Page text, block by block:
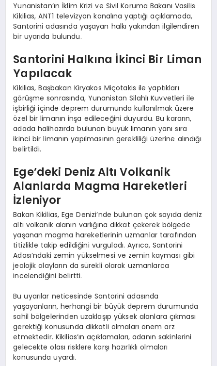
Yunanistan’ın İklim Krizi ve Sivil Koruma Bakanı Vasilis
Kikilias, ANT1 televizyon kanalına yaptığı açıklamada,
Santorini adasında yaşayan halkı yakından ilgilendiren
bir uyarıda bulundu.
Santorini Halkına İkinci Bir Liman
Yapılacak
Kikilias, Başbakan Kiryakos Miçotakis ile yaptıkları
görüşme sonrasında, Yunanistan Silahlı Kuvvetleri ile
işbirliği içinde deprem durumunda kullanılmak üzere
özel bir limanın inşa edileceğini duyurdu. Bu kararın,
adada halihazırda bulunan büyük limanın yanı sıra
ikinci bir limanın yapılmasının gerekliliği üzerine alındığı
belirtildi.
Ege’deki Deniz Altı Volkanik
Alanlarda Magma Hareketleri
İzleniyor
Bakan Kikilias, Ege Denizi’nde bulunan çok sayıda deniz
altı volkanik alanın varlığına dikkat çekerek bölgede
yaşanan magma hareketlerinin uzmanlar tarafından
titizlikle takip edildiğini vurguladı. Ayrıca, Santorini
Adası’ndaki zemin yükselmesi ve zemin kayması gibi
jeolojik olayların da sürekli olarak uzmanlarca
incelendiğini belirtti.
Bu uyarılar neticesinde Santorini adasında
yaşayanların, herhangi bir büyük deprem durumunda
sahil bölgelerinden uzaklaşıp yüksek alanlara çıkması
gerektiği konusunda dikkatli olmaları önem arz
etmektedir. Kikilias’ın açıklamaları, adanın sakinlerini
gelecekte olası risklere karşı hazırlıklı olmaları
konusunda uyardı.